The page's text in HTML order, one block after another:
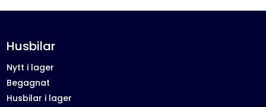
Husbilar
Nytt i lager
Begagnat
Husbilar i lager